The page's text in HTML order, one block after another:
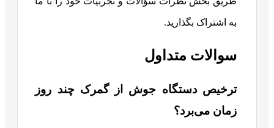
به اشتراک بگذارید.
سوالات متداول
ترخیص دستگاه جوش از گمرک چند روز
زمان می‌برد؟